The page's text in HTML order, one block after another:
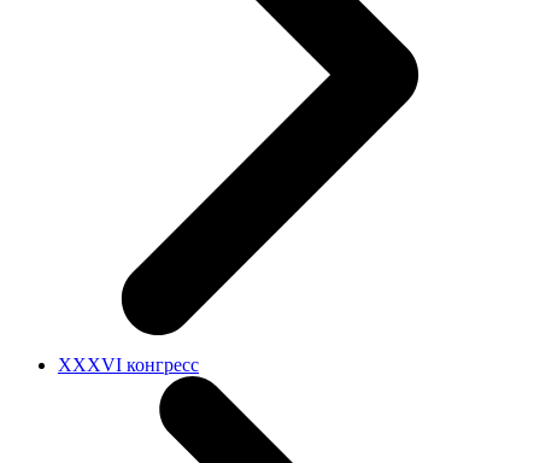
XXXVI конгресс